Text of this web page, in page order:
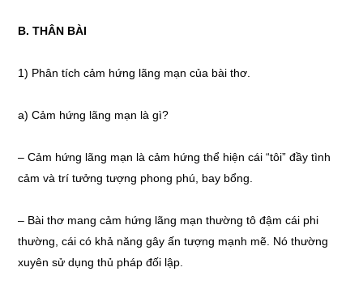
B. THÂN BÀI
1) Phân tích cảm hứng lãng mạn của bài thơ.
a) Cảm hứng lãng mạn là gì?
– Cảm hứng lãng mạn là cảm hứng thể hiện cái “tôi” đầy tình
cảm và trí tưởng tượng phong phú, bay bổng.
– Bài thơ mang cảm hứng lãng mạn thường tô đậm cái phi
thường, cái có khả năng gây ấn tượng mạnh mẽ. Nó thường
xuyên sử dụng thủ pháp đối lập.